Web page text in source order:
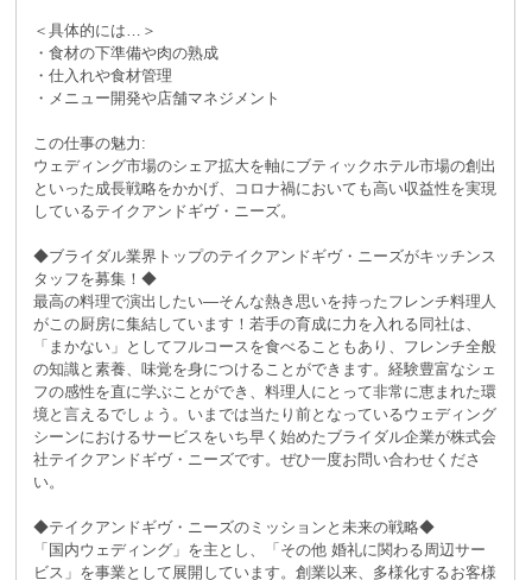
＜具体的には…＞
・食材の下準備や肉の熟成
・仕入れや食材管理
・メニュー開発や店舗マネジメント
この仕事の魅力:
ウェディング市場のシェア拡大を軸にブティックホテル市場の創出
といった成長戦略をかかげ、コロナ禍においても高い収益性を実現
しているテイクアンドギヴ・ニーズ。
◆ブライダル業界トップのテイクアンドギヴ・ニーズがキッチンス
タッフを募集！◆
最高の料理で演出したい―そんな熱き思いを持ったフレンチ料理人
がこの厨房に集結しています！若手の育成に力を入れる同社は、
「まかない」としてフルコースを食べることもあり、フレンチ全般
の知識と素養、味覚を身につけることができます。経験豊富なシェ
フの感性を直に学ぶことができ、料理人にとって非常に恵まれた環
境と言えるでしょう。いまでは当たり前となっているウェディング
シーンにおけるサービスをいち早く始めたブライダル企業が株式会
社テイクアンドギヴ・ニーズです。ぜひ一度お問い合わせくださ
い。
◆テイクアンドギヴ・ニーズのミッションと未来の戦略◆
「国内ウェディング」を主とし、「その他 婚礼に関わる周辺サー
ビス」を事業として展開しています。創業以来、多様化するお客様